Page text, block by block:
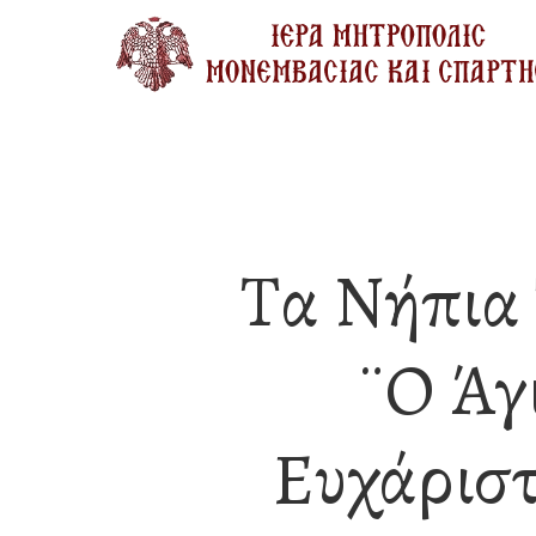
Τα Νήπια
¨ο